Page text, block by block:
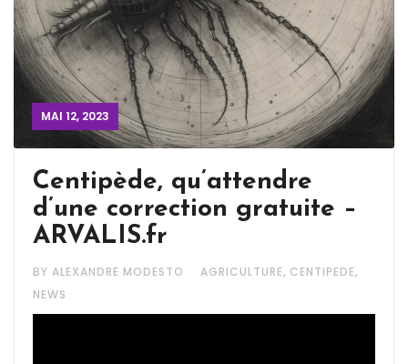
MAI 12, 2023
Centipède, qu’attendre
d’une correction gratuite –
ARVALIS.fr
BY ALEXANDRE MODESTO AGRICULTURE, CENTIPEDE,
NEWS